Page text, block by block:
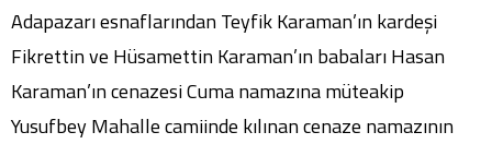
Adapazarı esnaflarından Teyfik Karaman’ın kardeşi
Fikrettin ve Hüsamettin Karaman’ın babaları Hasan
Karaman’ın cenazesi Cuma namazına müteakip
Yusufbey Mahalle camiinde kılınan cenaze namazının